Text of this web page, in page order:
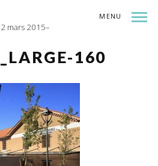
MENU
mars 2015
160